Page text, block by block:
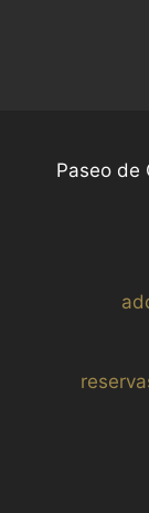
Paseo de